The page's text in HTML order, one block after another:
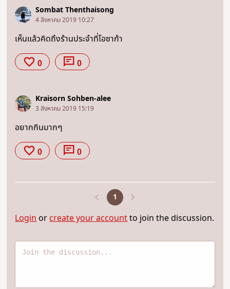
Sombat Thenthaisong
4 สิงหาคม 2019 10:27
เห็นแล้วคิดถึงร้านประจำที่โอซาก้า
0 0
Kraisorn Sohben-alee
3 สิงหาคม 2019 15:19
อยากกินมากๆ
0 0
1
Loginorcreate your accountto join the discussion.